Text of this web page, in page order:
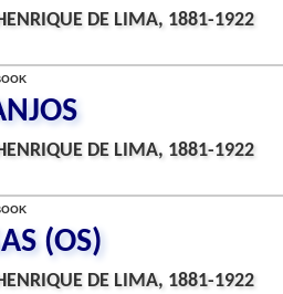
DE LIMA, 1881-1922
DE LIMA, 1881-1922
(OS)
DE LIMA, 1881-1922